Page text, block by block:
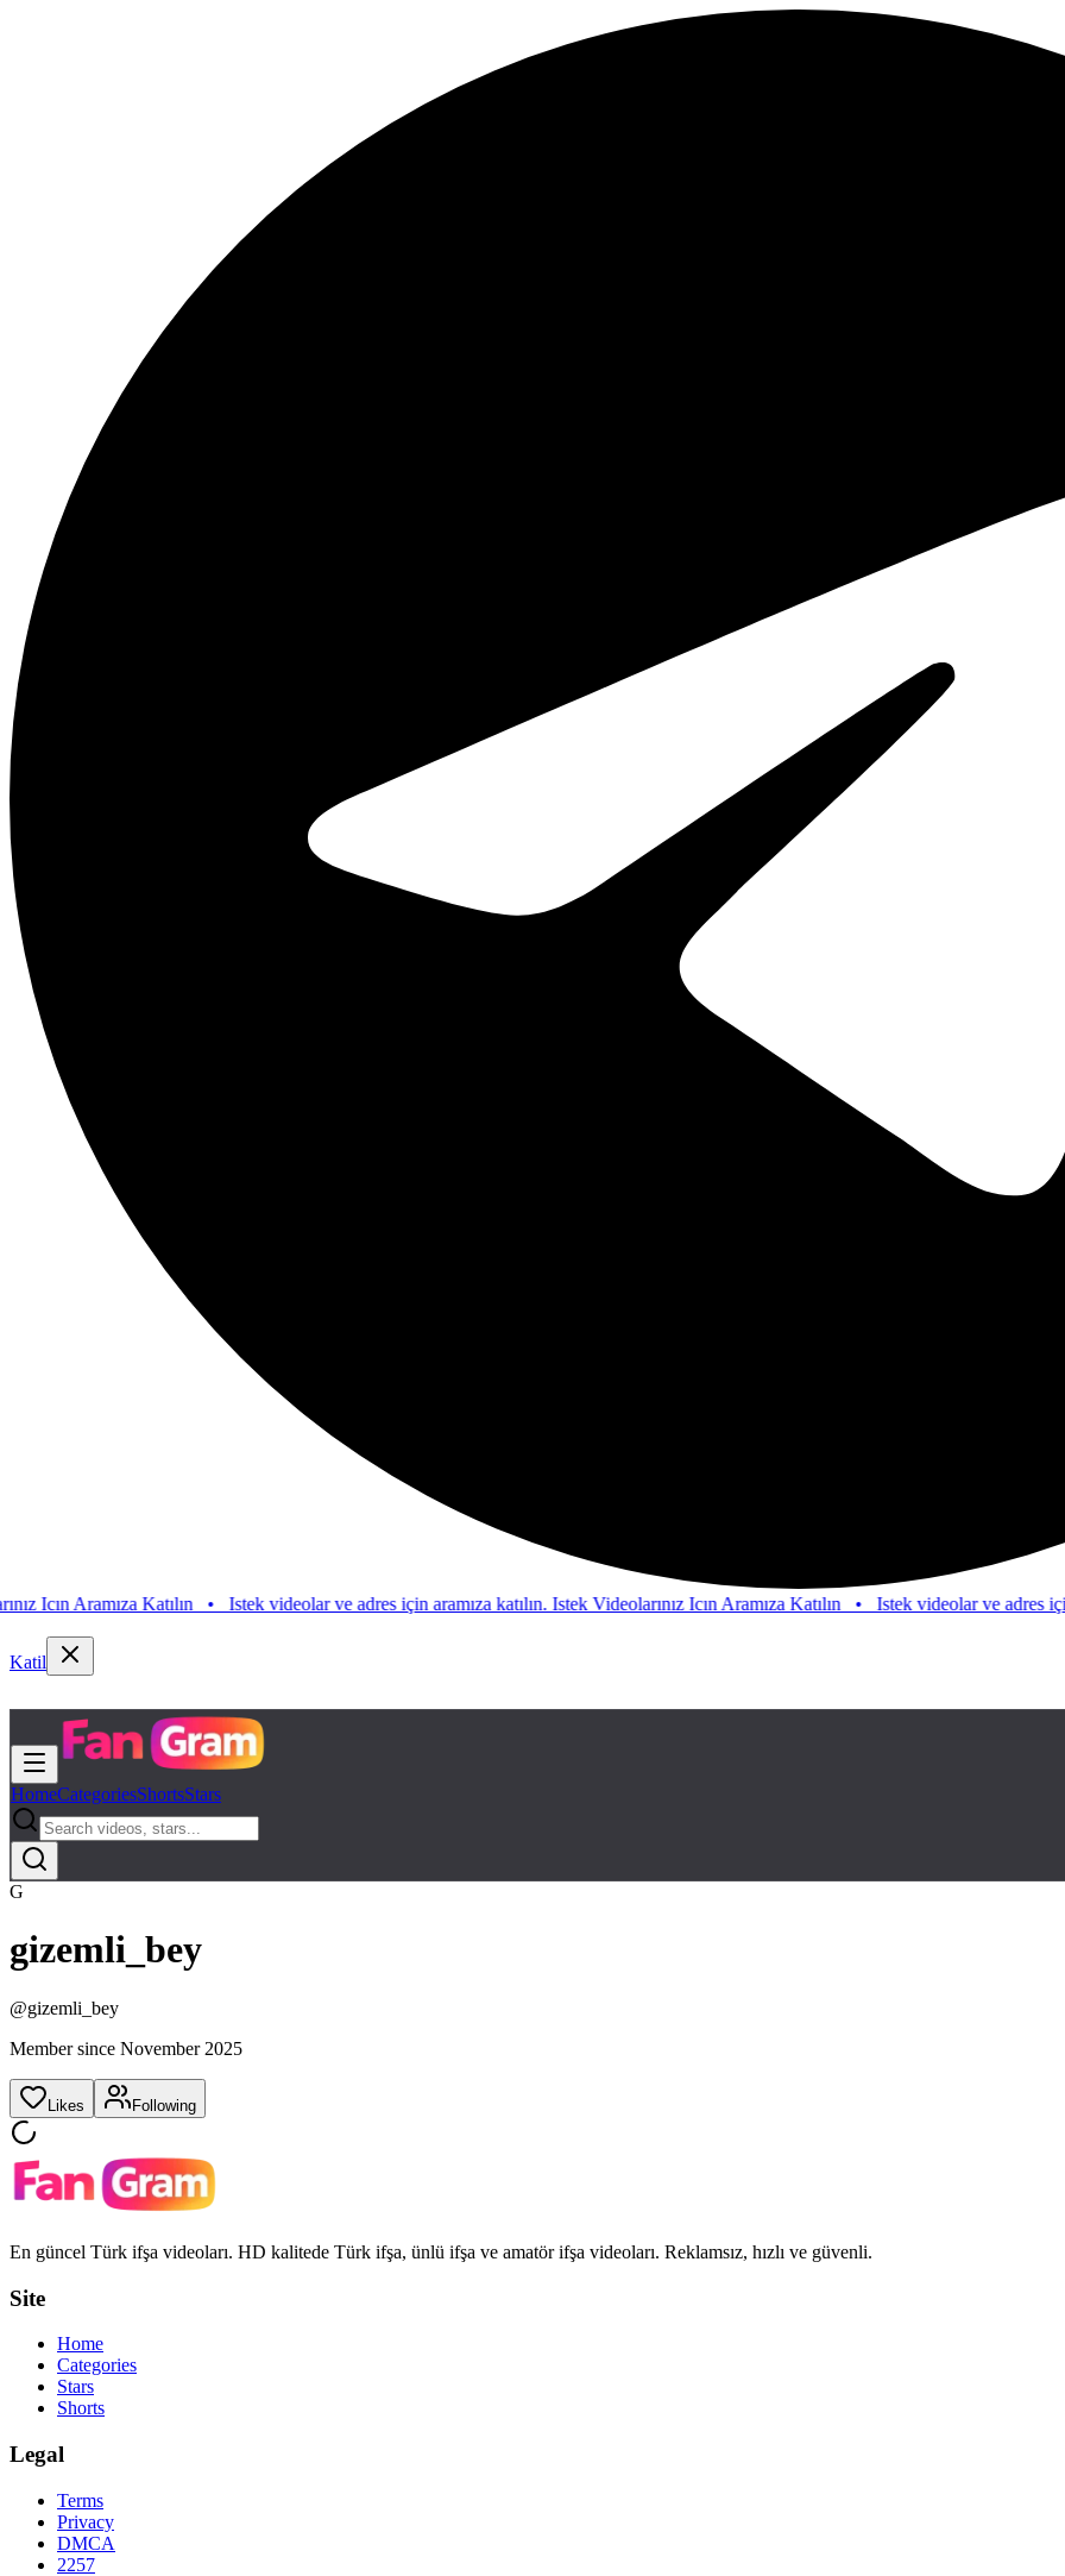
Aramıza Katılın•Istek videolar ve adres için aramıza katılın. Istek Videolarınız Icın Aramıza Katılın•Istek videolar ve adres için
Katil
HomeCategoriesShortsStars
G
gizemli_bey
@gizemli_bey
Member since November 2025
Likes Following
En güncel Türk ifşa videoları. HD kalitede Türk ifşa, ünlü ifşa ve amatör ifşa videoları. Reklamsız, hızlı ve güvenli.
Site
Home
Categories
Stars
Shorts
Legal
Terms
Privacy
DMCA
2257